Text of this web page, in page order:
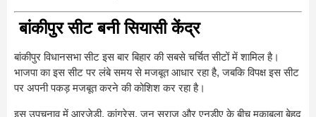
बांकीपुर सीट बनी सियासी केंद्र
बांकीपुर विधानसभा सीट इस बार बिहार की सबसे चर्चित सीटों में शामिल है।
भाजपा का इस सीट पर लंबे समय से मजबूत आधार रहा है, जबकि विपक्ष इस सीट
पर अपनी पकड़ मजबूत करने की कोशिश कर रहा है।
इस उपचुनाव में आरजेडी, कांग्रेस, जन सुराज और एनडीए के बीच मुकाबला बेहद